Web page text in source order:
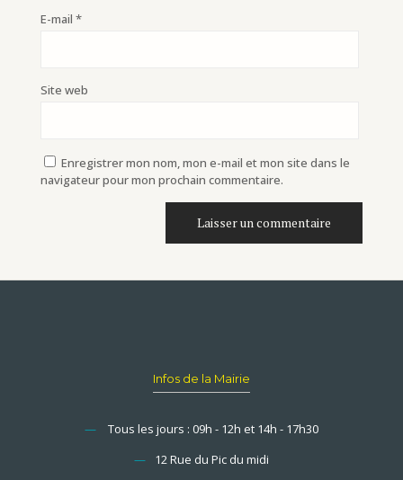
E-mail *
Site web
Enregistrer mon nom, mon e-mail et mon site dans le
navigateur pour mon prochain commentaire.
Infos de la Mairie
—
Tous les jours : 09h - 12h et 14h - 17h30
—
12 Rue du Pic du midi